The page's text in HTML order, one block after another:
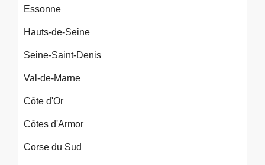
Essonne
Hauts-de-Seine
Seine-Saint-Denis
Val-de-Marne
Côte d'Or
Côtes d'Armor
Corse du Sud